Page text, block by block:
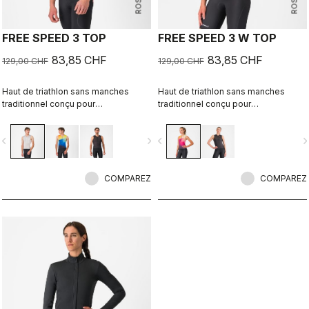
FREE SPEED 3 TOP
129,00 CHF 83,85 CHF
Haut de triathlon sans manches
traditionnel conçu pour
navigate_next
COMPAREZ
FREE SPEED 3 W TOP
129,00 CHF 83,85 CHF
Haut de triathlon sans manches
traditionnel conçu pour
navigate_before
COMPAREZ